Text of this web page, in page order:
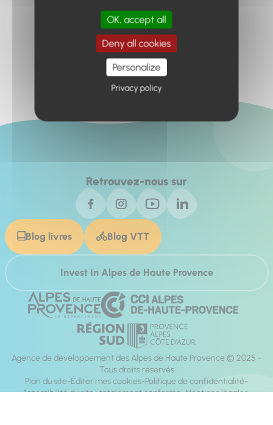
Retour à l'accueil
Retrouvez-nous sur
Blog livres Blog VTT
Invest In Alpes de Haute Provence
Agence de développement des Alpes de Haute Provence © 2025 -
Tous droits réservés
Plan du site Éditer mes cookies Politique de confidentialité
Accessibilité du site : totalement conforme Mentions légales
OK, accept all
Deny all cookies
Personalize
Privacy policy